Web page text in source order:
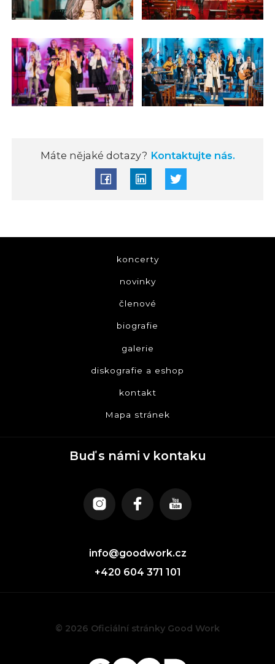
Máte nějaké dotazy? Kontaktujte nás.
koncerty
novinky
členové
biografie
galerie
diskografie a eshop
kontakt
Mapa stránek
Buď s námi v kontaku
info@goodwork.cz
+420 604 371 101
© 2026 Oficiální stránky Good Work